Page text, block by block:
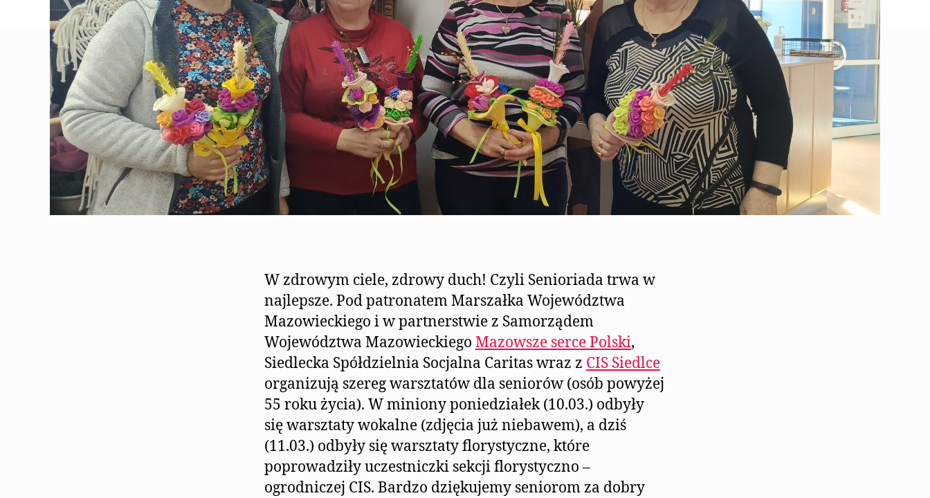
W zdrowym ciele, zdrowy duch! Czyli Senioriada trwa w
najlepsze. Pod patronatem Marszałka Województwa
Mazowieckiego i w partnerstwie z Samorządem
Województwa Mazowieckiego Mazowsze serce Polski,
Siedlecka Spółdzielnia Socjalna Caritas wraz z CIS Siedlce
organizują szereg warsztatów dla seniorów (osób powyżej
55 roku życia). W miniony poniedziałek (10.03.) odbyły
się warsztaty wokalne (zdjęcia już niebawem), a dziś
(11.03.) odbyły się warsztaty florystyczne, które
poprowadziły uczestniczki sekcji florystyczno –
ogrodniczej CIS. Bardzo dziękujemy seniorom za dobry